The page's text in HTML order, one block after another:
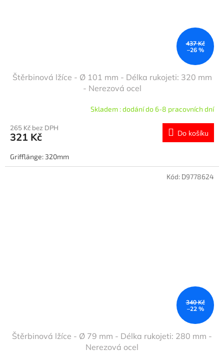
437 Kč
–26 %
Štěrbinová lžíce - Ø 101 mm - Délka rukojeti: 320 mm
- Nerezová ocel
Skladem : dodání do 6-8 pracovních dní
265 Kč bez DPH
321 Kč Do košíku
Grifflänge: 320mm
340 Kč
–22 %
Štěrbinová lžíce - Ø 79 mm - Délka rukojeti: 280 mm -
Nerezová ocel
Kód: D9778624